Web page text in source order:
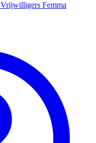
Vrijwilligers Femma